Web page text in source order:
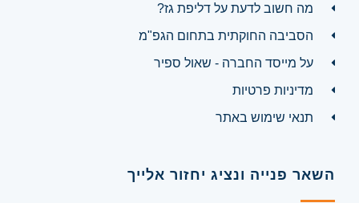
מה חשוב לדעת על דליפת גז?
הסביבה החוקתית בתחום הגפ"מ
על מייסד החברה - שאול ספיר
מדיניות פרטיות
תנאי שימוש באתר
השאר פנייה ונציג יחזור אלייך